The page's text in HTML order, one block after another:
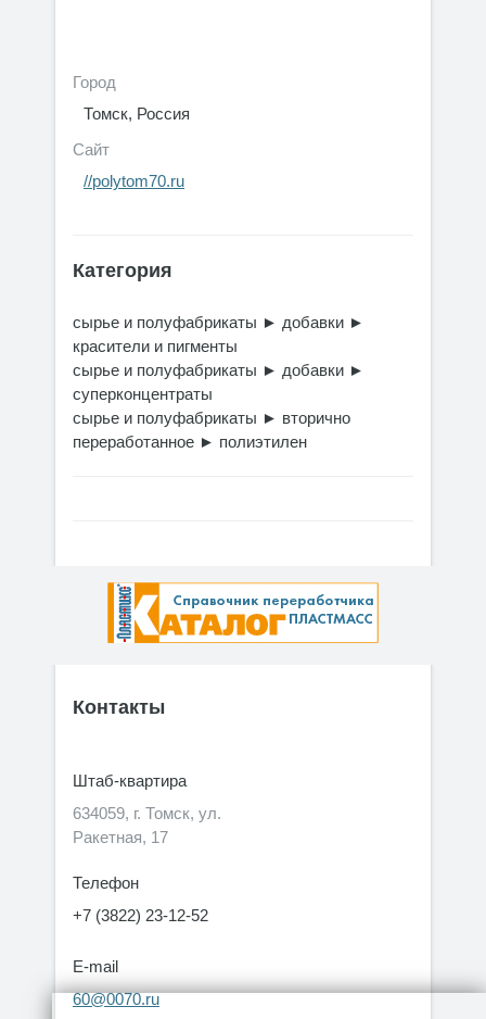
Город
Томск, Россия
Сайт
//polytom70.ru
Категория
сырье и полуфабрикаты ► добавки ►
красители и пигменты
сырье и полуфабрикаты ► добавки ►
суперконцентраты
сырье и полуфабрикаты ► вторично
переработанное ► полиэтилен
Контакты
Штаб-квартира
634059, г. Томск, ул.
Ракетная, 17
Телефон
+7 (3822) 23-12-52
E-mail
60@0070.ru